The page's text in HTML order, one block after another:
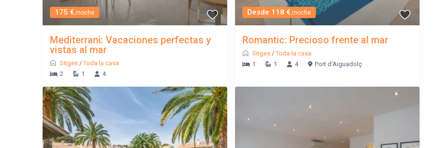
175 €/noche
Mediterrani: Vacaciones perfectas y
vistas al mar
Sitges /Toda la casa
2
1 4
Desde 118 €/noche
Romantic: Precioso frente al mar
Sitges /Toda la casa
1
1 4 Port d'Aiguadolç